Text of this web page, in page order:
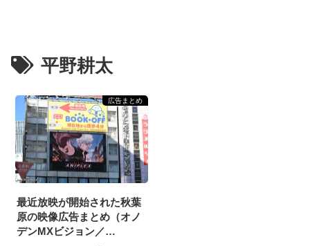
平野耕太
広告まとめ
最近放映が開始された秋葉
原の映像広告まとめ（オノ
デンMXビジョン／